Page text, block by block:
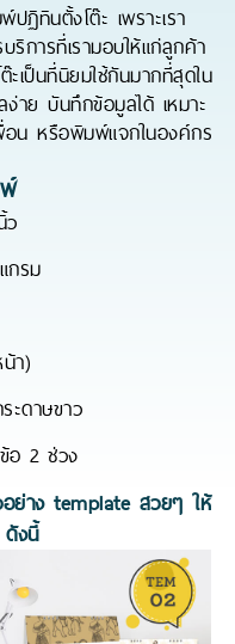
ฏิทินตั้งโต๊ะ เพราะเรา
การที่เรามอบให้แก่ลูกค้า
เป็นที่นิยมใช้กันมากที่สุดใน
าย บันทึกข้อมูลได้ เหมาะ
น หรือพิมพ์แจกในองค์กร
กรม
า)
ะดาษขาว
อ 2 ช่วง
ย่าง template สวยๆ ให้
ดังนี้